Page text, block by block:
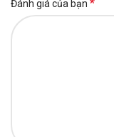
Đánh giá của bạn *